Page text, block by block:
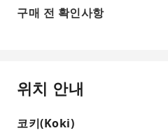
구매 전 확인사항
위치 안내
코키(Koki)